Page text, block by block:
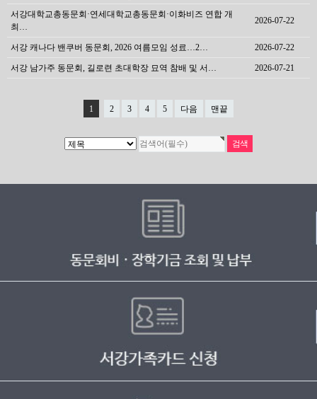
서강대학교총동문회·연세대학교총동문회·이화비즈 연합 개
최…
2026-07-22
서강 캐나다 밴쿠버 동문회, 2026 여름모임 성료…2… 2026-07-22
서강 남가주 동문회, 길로련 초대학장 묘역 참배 및 서… 2026-07-21
1 2 3 4 5 다음 맨끝